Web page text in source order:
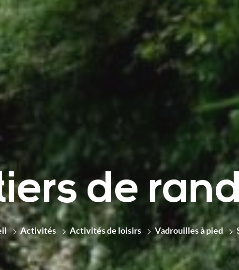
de
Activités Activités de loisirs Vadrouilles à pied